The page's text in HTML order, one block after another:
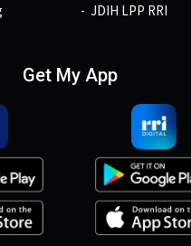
JDIH LPP RRI
Get My App